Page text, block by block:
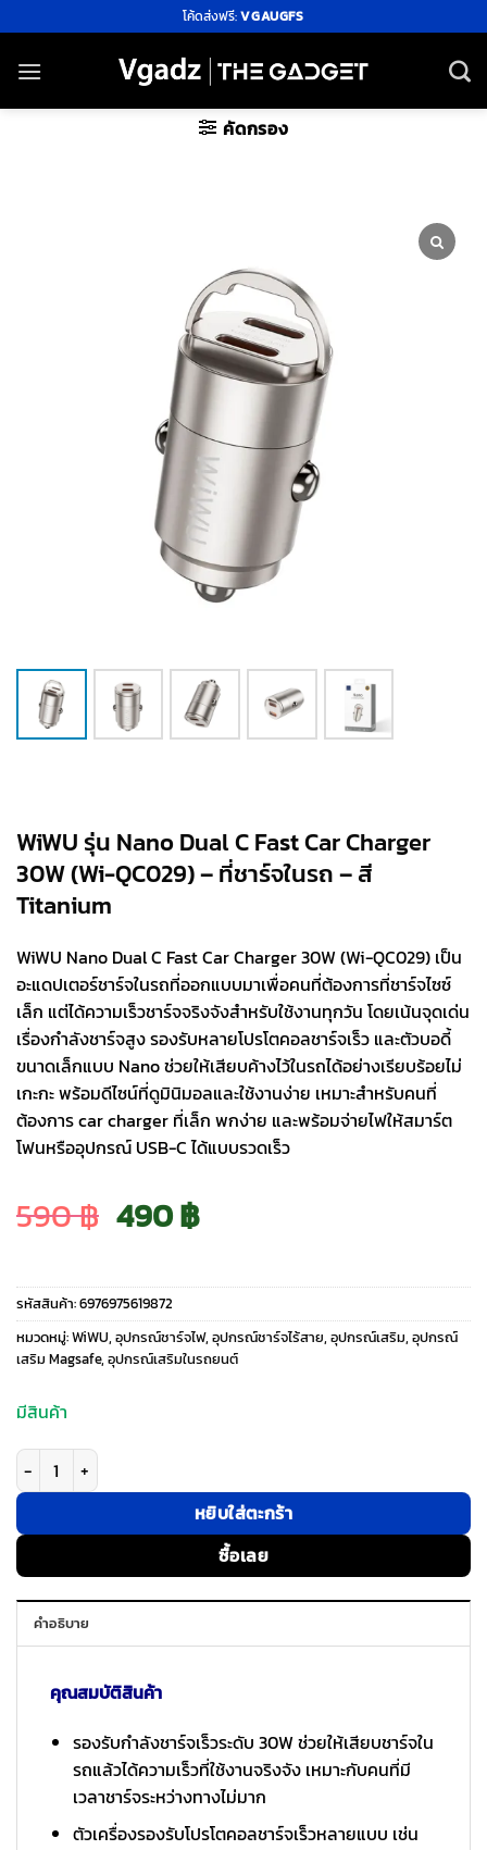
ไป
ยัง
โค้ดส่งฟรี:VGAUGFS
คัดกรอง
WiWU รุ่น Nano Dual C Fast Car Charger
30W (Wi-QC029) – ที่ชาร์จในรถ – สี
Titanium
WiWU Nano Dual C Fast Car Charger 30W (Wi-QC029) เป็น
อะแดปเตอร์ชาร์จในรถที่ออกแบบมาเพื่อคนที่ต้องการที่ชาร์จไซซ์
เล็ก แต่ได้ความเร็วชาร์จจริงจังสำหรับใช้งานทุกวัน โดยเน้นจุดเด่น
เรื่องกำลังชาร์จสูง รองรับหลายโปรโตคอลชาร์จเร็ว และตัวบอดี้
ขนาดเล็กแบบ Nano ช่วยให้เสียบค้างไว้ในรถได้อย่างเรียบร้อยไม่
เกะกะ พร้อมดีไซน์ที่ดูมินิมอลและใช้งานง่าย เหมาะสำหรับคนที่
ต้องการ car charger ที่เล็ก พกง่าย และพร้อมจ่ายไฟให้สมาร์ต
โฟนหรืออุปกรณ์ USB-C ได้แบบรวดเร็ว
590฿ Original
price
was:
490฿Current
price
is:
รหัสสินค้า:6976975619872
หมวดหมู่:WiWU, อุปกรณ์ชาร์จไฟ, อุปกรณ์ชาร์จไร้สาย, อุปกรณ์เสริม, อุปกรณ์
เสริม Magsafe, อุปกรณ์เสริมในรถยนต์
มีสินค้า
จำนวน WiWU รุ่น Nano Dual C Fast Car Charger 30W (Wi-QC029) - ที่ช
หยิบใส่ตะกร้า
ซื้อเลย
คำอธิบาย
คุณสมบัติสินค้า
รองรับกำลังชาร์จเร็วระดับ 30W ช่วยให้เสียบชาร์จใน
รถแล้วได้ความเร็วที่ใช้งานจริงจัง เหมาะกับคนที่มี
เวลาชาร์จระหว่างทางไม่มาก
ตัวเครื่องรองรับโปรโตคอลชาร์จเร็วหลายแบบ เช่น